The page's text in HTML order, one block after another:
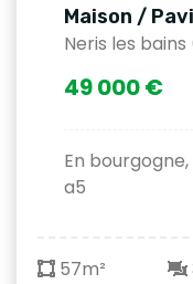
Maison /
Neris les bains
49 000 €
En
a5
57m²